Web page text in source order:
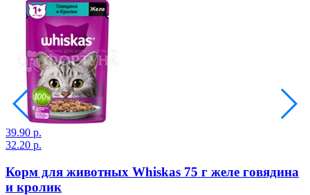
39.90 р.
32.20 р.
Корм для животных Whiskas 75 г желе говядина
и кролик